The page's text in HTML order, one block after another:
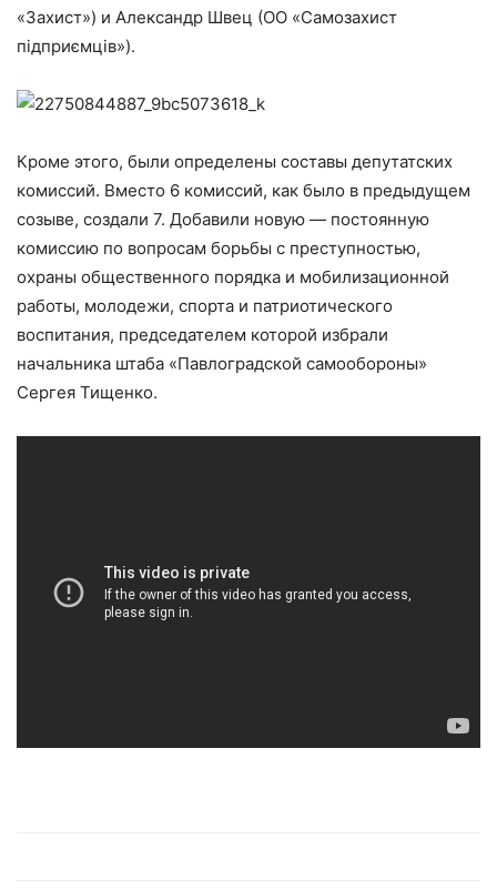
«Захист») и Александр Швец (ОО «Самозахист
підприємців»).
Кроме этого, были определены составы депутатских
комиссий. Вместо 6 комиссий, как было в предыдущем
созыве, создали 7. Добавили новую — постоянную
комиссию по вопросам борьбы с преступностью,
охраны общественного порядка и мобилизационной
работы, молодежи, спорта и патриотического
воспитания, председателем которой избрали
начальника штаба «Павлоградской самообороны»
Сергея Тищенко.